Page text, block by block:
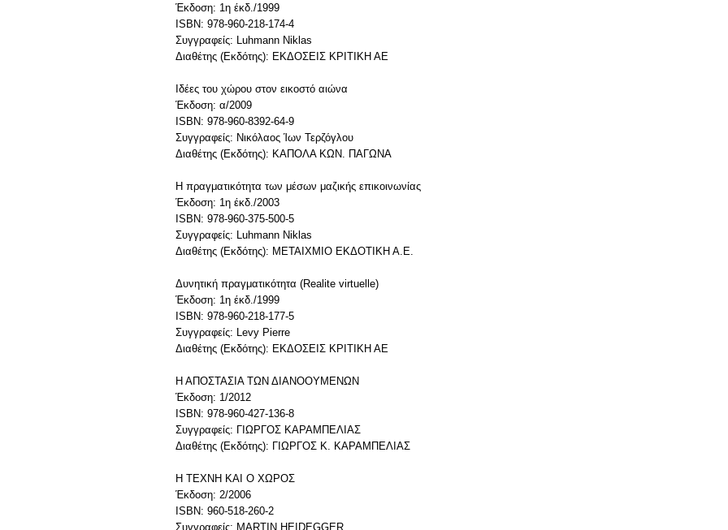
Έκδοση: 1η έκδ./1999
ISBN: 978-960-218-174-4
Συγγραφείς: Luhmann Niklas
Διαθέτης (Εκδότης): ΕΚΔΟΣΕΙΣ ΚΡΙΤΙΚΗ ΑΕ
Ιδέες του χώρου στον εικοστό αιώνα
Έκδοση: α/2009
ISBN: 978-960-8392-64-9
Συγγραφείς: Νικόλαος Ίων Τερζόγλου
Διαθέτης (Εκδότης): ΚΑΠΟΛΑ ΚΩΝ. ΠΑΓΩΝΑ
Η πραγματικότητα των μέσων μαζικής επικοινωνίας
Έκδοση: 1η έκδ./2003
ISBN: 978-960-375-500-5
Συγγραφείς: Luhmann Niklas
Διαθέτης (Εκδότης): ΜΕΤΑΙΧΜΙΟ ΕΚΔΟΤΙΚΗ Α.Ε.
Δυνητική πραγματικότητα (Realite virtuelle)
Έκδοση: 1η έκδ./1999
ISBN: 978-960-218-177-5
Συγγραφείς: Levy Pierre
Διαθέτης (Εκδότης): ΕΚΔΟΣΕΙΣ ΚΡΙΤΙΚΗ ΑΕ
Η ΑΠΟΣΤΑΣΙΑ ΤΩΝ ΔΙΑΝΟΟΥΜΕΝΩΝ
Έκδοση: 1/2012
ISBN: 978-960-427-136-8
Συγγραφείς: ΓΙΩΡΓΟΣ ΚΑΡΑΜΠΕΛΙΑΣ
Διαθέτης (Εκδότης): ΓΙΩΡΓΟΣ Κ. ΚΑΡΑΜΠΕΛΙΑΣ
H TEXNH ΚΑΙ Ο ΧΩΡΟΣ
Έκδοση: 2/2006
ISBN: 960-518-260-2
Συγγραφείς: MARTIN HEIDEGGER